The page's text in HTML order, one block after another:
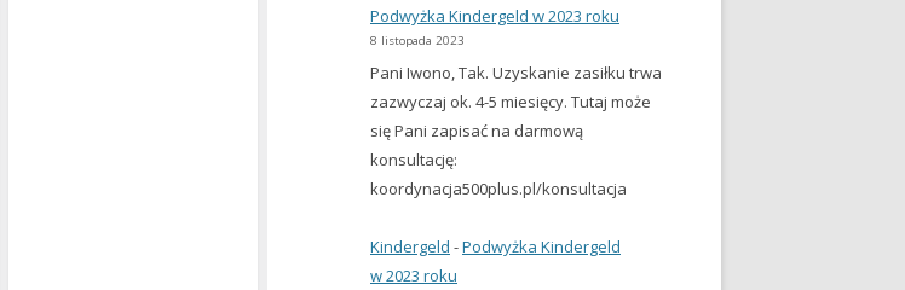
Podwyżka Kindergeld w 2023 roku
8 listopada 2023
Pani Iwono, Tak. Uzyskanie zasiłku trwa
zazwyczaj ok. 4-5 miesięcy. Tutaj może
się Pani zapisać na darmową
konsultację:
koordynacja500plus.pl/konsultacja
Kindergeld -Podwyżka Kindergeld
w 2023 roku